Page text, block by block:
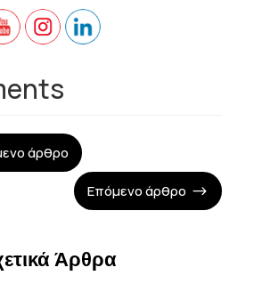
άρθρο
Επόμενο άρθρο $
Άρθρα